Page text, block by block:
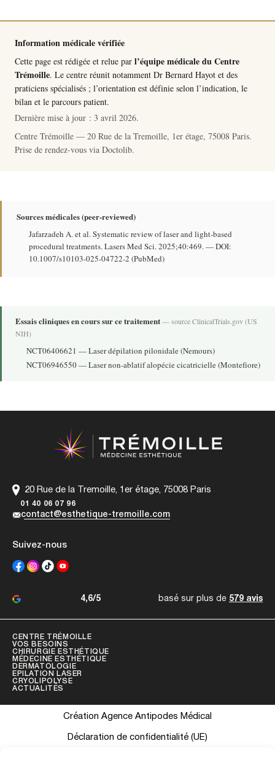
Information médicale vérifiée
Cette page est rédigée et relue par l’équipe médicale du Centre
Trémoille. Le centre réunit notamment Dr Bernard Hayot et des
praticiens spécialisés ; l’orientation est définie selon l’indication, le
bilan et le parcours patient.
Dernière mise à jour : 3 avril 2026.
Centre Trémoille — 20 Rue de la Tremoille, 1er étage, 75008 Paris.
Prise de rendez-vous via Doctolib.
Sources médicales (peer-reviewed)
Jafarzadeh A. et al. Systematic review of laser and light-based
procedural treatments. Lasers Med Sci. 2025;40:469. —DOI:
10.1007/s10103-025-04722-2 (PubMed)
Essais cliniques en cours sur ce traitement— sourceClinicalTrials.gov(US
NIH)
NCT06406621 — Laser dépilation pilonidale (Nemours)
NCT06946550— Laser non-ablatif alopécie cicatricielle (Montefiore)
20 Rue de la Tremoille, 1er étage, 75008 Paris
01 40 06 07 96
contact@esthetique-tremoille.com
Suivez-nous
4,6/5 basé sur plus de 579 avis
CENTRE TRÉMOILLE
VOS BESOINS
CHIRURGIE ESTHÉTIQUE
MÉDECINE ESTHÉTIQUE
DERMATOLOGIE
EPILATION LASER
CRYOLIPOLYSE
ACTUALITÉS
Création Agence Antipodes Médical
Déclaration de confidentialité (UE)